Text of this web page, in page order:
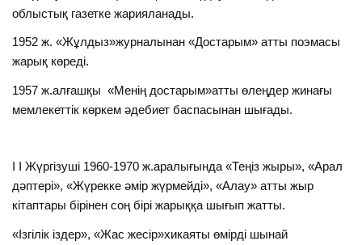
облыстық газетке жарияланады.
1952 ж. «Жұлдыз»журналынан «Достарым» атты поэмасы
жарық көреді.
1957 ж.алғашқы «Менің достарым»атты өлеңдер жинағы
мемлекеттік көркем әдебиет баспасынан шығады.
I I Жүргізуші 1960-1970 ж.аралығында «Теңіз жыры», «Арал
дәптері», «Жүрекке әмір жүрмейді», «Алау» атты жыр
кітаптары бірінен соң бірі жарыққа шығып жатты.
«Ізгілік іздер», «Жас жесір»хикаяты өмірді шынай